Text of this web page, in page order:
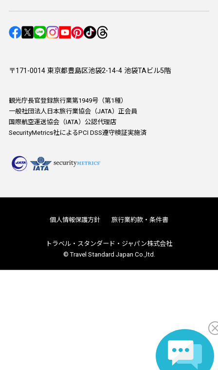
〒171-0014 東京都豊島区池袋2-14-4 池袋TAビル5階
観光庁長官登録旅行業第1949号（第1種）
一般社団法人日本旅行業協会（JATA）正会員
国際航空運送協会（IATA）公認代理店
SecurityMetrics社によるPCI DSS遵守検証実施済
個人情報保護方針 旅行業約款・条件書
トラベル・スタンダード・ジャパン株式会社
© Travel Standard Japan Co.,ltd.